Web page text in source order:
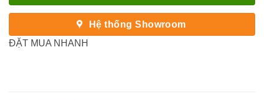
Hệ thống Showroom
ĐẶT MUA NHANH